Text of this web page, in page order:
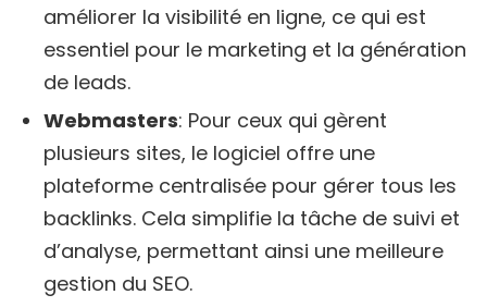
améliorer la visibilité en ligne, ce qui est
essentiel pour le marketing et la génération
de leads.
Webmasters: Pour ceux qui gèrent
plusieurs sites, le logiciel offre une
plateforme centralisée pour gérer tous les
backlinks. Cela simplifie la tâche de suivi et
d’analyse, permettant ainsi une meilleure
gestion du SEO.